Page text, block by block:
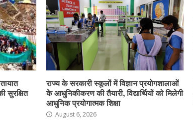
सुरक्षित
राज्य के सरकारी स्कूलों में विज्ञान प्रयोगशालाओं
के आधुनिकीकरण की तैयारी, विद्यार्थियों को मिलेगी
आधुनिक प्रयोगात्मक शिक्षा
August 6, 2026